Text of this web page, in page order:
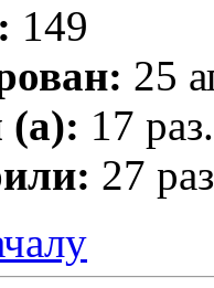
149
25
(а): 17 раз.
27